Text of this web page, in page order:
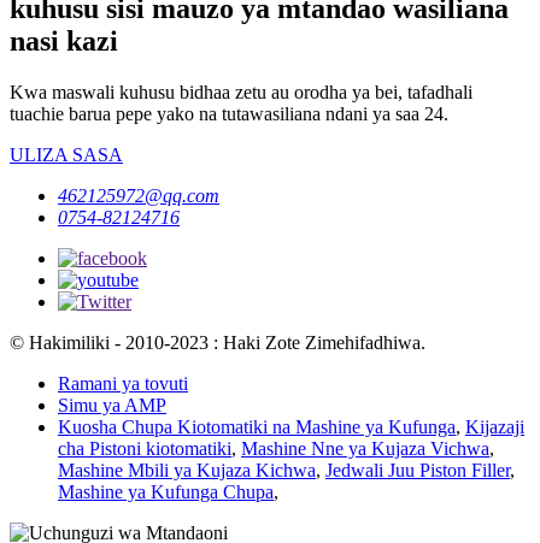
kuhusu sisi mauzo ya mtandao wasiliana
nasi kazi
Kwa maswali kuhusu bidhaa zetu au orodha ya bei, tafadhali
tuachie barua pepe yako na tutawasiliana ndani ya saa 24.
ULIZA SASA
462125972@qq.com
0754-82124716
© Hakimiliki - 2010-2023 : Haki Zote Zimehifadhiwa.
Ramani ya tovuti
Simu ya AMP
Kuosha Chupa Kiotomatiki na Mashine ya Kufunga, Kijazaji
cha Pistoni kiotomatiki, Mashine Nne ya Kujaza Vichwa,
Mashine Mbili ya Kujaza Kichwa, Jedwali Juu Piston Filler,
Mashine ya Kufunga Chupa,